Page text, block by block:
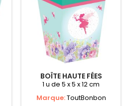
BOÎTE HAUTE FÉES
1 u de 5 x 5 x 12 cm
Marque:ToutBonbon